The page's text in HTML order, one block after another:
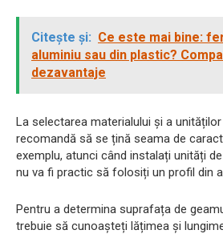
Citește și: Ce este mai bine:
aluminiu sau din plastic?
dezavantaje
La selectarea materialului și a
recomandă să se țină seama de
exemplu, atunci când instalați unități
nu va fi practic să folosiți un profil din
Pentru a determina suprafața de
trebuie să cunoașteți lățimea și